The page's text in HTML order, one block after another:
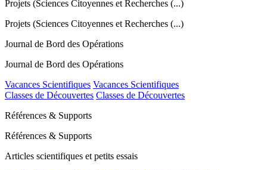
Projets (Sciences Citoyennes et Recherches (...)
Projets (Sciences Citoyennes et Recherches (...)
Journal de Bord des Opérations
Journal de Bord des Opérations
Vacances Scientifiques Vacances Scientifiques
Classes de Découvertes Classes de Découvertes
Références & Supports
Références & Supports
Articles scientifiques et petits essais